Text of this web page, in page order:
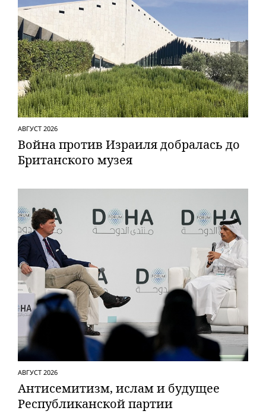
АВГУСТ 2026
Вой­на против Израиля добралась до
Британского музея
АВГУСТ 2026
Антисемитизм, ислам и будущее
Респуб­ликанской партии